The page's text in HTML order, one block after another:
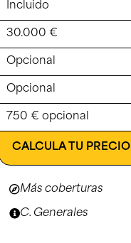
Incluido
30.000 €
Opcional
Opcional
750 € opcional
CALCULA TU PRECIO
Más coberturas
C. Generales